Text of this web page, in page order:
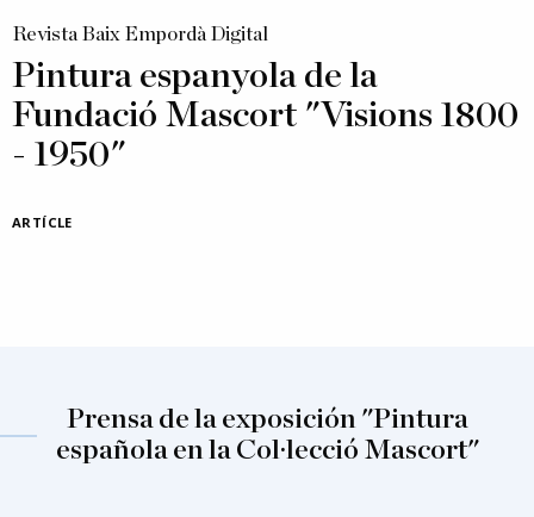
Revista Baix Empordà Digital
Pintura espanyola de la
Fundació Mascort "Visions 1800
- 1950"
ARTÍCLE
Prensa de la exposición "Pintura
española en la Col·lecció Mascort"